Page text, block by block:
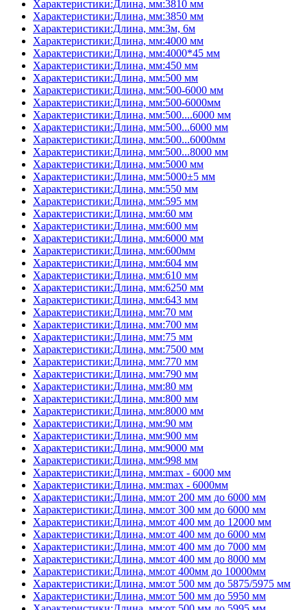
Характеристики:Длина, мм:3810 мм
Характеристики:Длина, мм:3850 мм
Характеристики:Длина, мм:3м, 6м
Характеристики:Длина, мм:4000 мм
Характеристики:Длина, мм:4000*45 мм
Характеристики:Длина, мм:450 мм
Характеристики:Длина, мм:500 мм
Характеристики:Длина, мм:500-6000 мм
Характеристики:Длина, мм:500-6000мм
Характеристики:Длина, мм:500....6000 мм
Характеристики:Длина, мм:500...6000 мм
Характеристики:Длина, мм:500...6000мм
Характеристики:Длина, мм:500...8000 мм
Характеристики:Длина, мм:5000 мм
Характеристики:Длина, мм:5000±5 мм
Характеристики:Длина, мм:550 мм
Характеристики:Длина, мм:595 мм
Характеристики:Длина, мм:60 мм
Характеристики:Длина, мм:600 мм
Характеристики:Длина, мм:6000 мм
Характеристики:Длина, мм:600мм
Характеристики:Длина, мм:604 мм
Характеристики:Длина, мм:610 мм
Характеристики:Длина, мм:6250 мм
Характеристики:Длина, мм:643 мм
Характеристики:Длина, мм:70 мм
Характеристики:Длина, мм:700 мм
Характеристики:Длина, мм:75 мм
Характеристики:Длина, мм:7500 мм
Характеристики:Длина, мм:770 мм
Характеристики:Длина, мм:790 мм
Характеристики:Длина, мм:80 мм
Характеристики:Длина, мм:800 мм
Характеристики:Длина, мм:8000 мм
Характеристики:Длина, мм:90 мм
Характеристики:Длина, мм:900 мм
Характеристики:Длина, мм:9000 мм
Характеристики:Длина, мм:998 мм
Характеристики:Длина, мм:max - 6000 мм
Характеристики:Длина, мм:max - 6000мм
Характеристики:Длина, мм:от 200 мм до 6000 мм
Характеристики:Длина, мм:от 300 мм до 6000 мм
Характеристики:Длина, мм:от 400 мм до 12000 мм
Характеристики:Длина, мм:от 400 мм до 6000 мм
Характеристики:Длина, мм:от 400 мм до 7000 мм
Характеристики:Длина, мм:от 400 мм до 8000 мм
Характеристики:Длина, мм:от 400мм до 10000мм
Характеристики:Длина, мм:от 500 мм до 5875/5975 мм
Характеристики:Длина, мм:от 500 мм до 5950 мм